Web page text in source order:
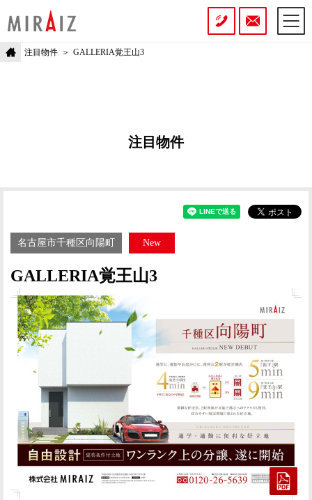
注目物件 GALLERIA覚王山3
注目物件
名古屋市千種区向陽町 New
GALLERIA覚王山3